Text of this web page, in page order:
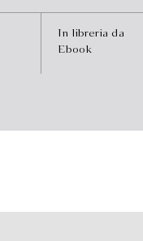
In libreria da
Ebook